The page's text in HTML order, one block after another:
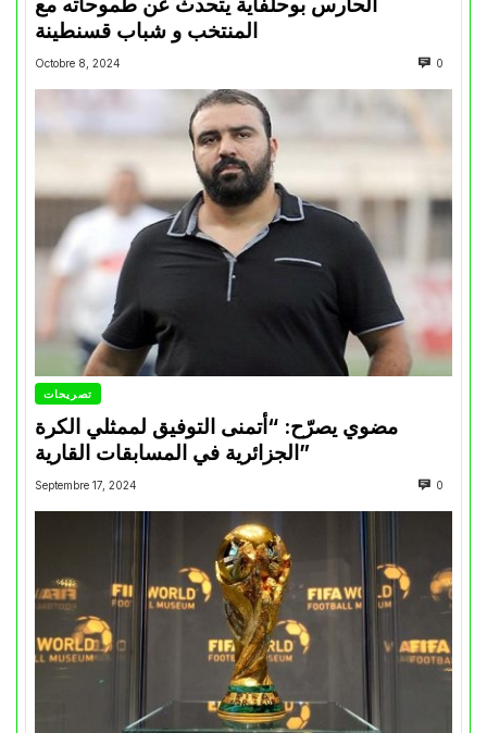
المنتخب و شباب قسنطينة
Octobre 8, 2024 0
تصريحات
مضوي يصرّح: “أتمنى التوفيق لممثلي الكرة
الجزائرية في المسابقات القارية”
Septembre 17, 2024 0